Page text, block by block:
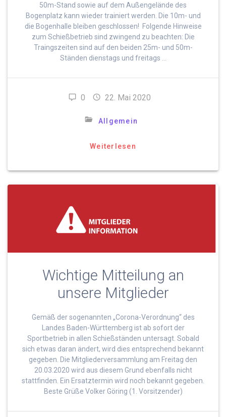
50m-Stand sowie auf dem Außengelände des
Bogenplatz kann wieder trainiert werden. Die 10m- und
die Bogenhalle bleiben geschlossen! Folgende Hinweise
zum Schießbetrieb sind zwingend zu beachten: Die
Traingszeiten sind auf den beiden 25m- und 50m-
Ständen dienstags und freitags …
0 22. Mai 2020
Allgemein
Weiterlesen
Wichtige Mitteilung an
unsere Mitglieder
Gemäß der sogenannten „Corona-Verordnung“ des
Landes Baden-Württemberg ist ab sofort der
Sportbetrieb in allen Schießständen untersagt. Sobald
sich etwas daran ändert, wird dies entsprechend bekannt
gegeben. Die Mitgliederversammlung am Freitag den
20.03.2020 wird aus diesem Grund ebenfalls nicht
stattfinden. Ein Ersatztermin wird noch bekannt gegeben.
Beste Grüße Volker Göring (1. Vorsitzender)